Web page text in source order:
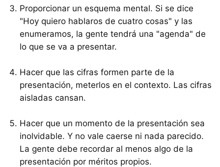
Proporcionar un esquema mental. Si se dice
"Hoy quiero hablaros de cuatro cosas" y las
enumeramos, la gente tendrá una "agenda" de
lo que se va a presentar.
Hacer que las cifras formen parte de la
presentación, meterlos en el contexto. Las cifras
aisladas cansan.
Hacer que un momento de la presentación sea
inolvidable. Y no vale caerse ni nada parecido.
La gente debe recordar al menos algo de la
presentación por méritos propios.